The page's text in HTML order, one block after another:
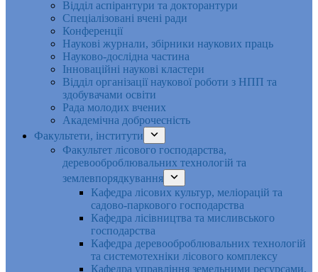
Відділ аспірантури та докторантури
Спеціалізовані вчені ради
Конференції
Наукові журнали, збірники наукових праць
Науково-дослідна частина
Інноваційні наукові кластери
Відділ організації наукової роботи з НПП та
здобувачами освіти
Рада молодих вчених
Академічна доброчесність
Факультети, інститути
Факультет лісового господарства,
деревооброблювальних технологій та
землевпорядкування
Кафедра лісових культур, меліорацій та
садово-паркового господарства
Кафедра лісівництва та мисливського
господарства
Кафедра деревооброблювальних технологій
та системотехніки лісового комплексу
Кафедра управління земельними ресурсами,